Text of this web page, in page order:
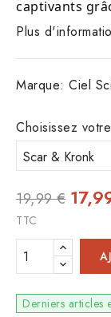
captivants
Plus
Marque: Ciel
Choisissez
19,99 €
TTC
Derniers articles